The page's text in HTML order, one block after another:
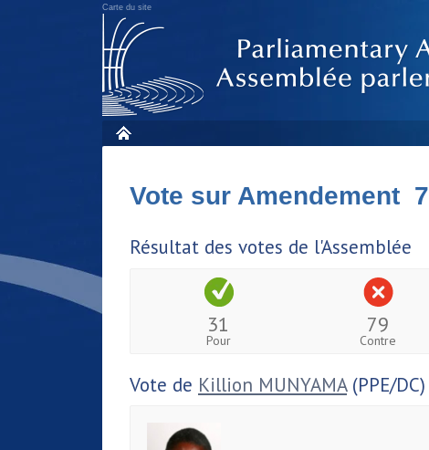
Carte du site
Vote sur Amendement 7
Résultat des votes de l'Assemblée
31
Pour
79
Contre
Vote de Killion MUNYAMA(PPE/DC)